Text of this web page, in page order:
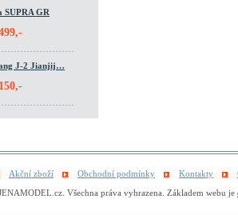
SUPRA GR
J-2 Jianjij…
150,-
Akční zboží Obchodní podmínky Kontakty
Všechna práva vyhrazena. Základem webu je